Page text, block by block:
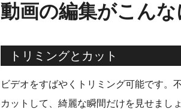
動画の編集がこん
トリミングとカット
ビデオをすばやくトリミング可能です。
カットして、綺麗な瞬間だけを見せましょ